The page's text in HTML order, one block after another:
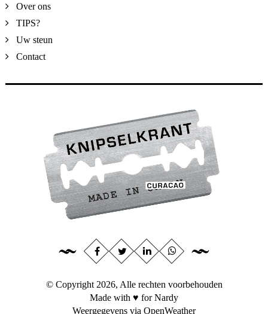
Over ons
TIPS?
Uw steun
Contact
© Copyright 2026, Alle rechten voorbehouden
Made with ♥ for Nardy
Weergegevens via OpenWeather